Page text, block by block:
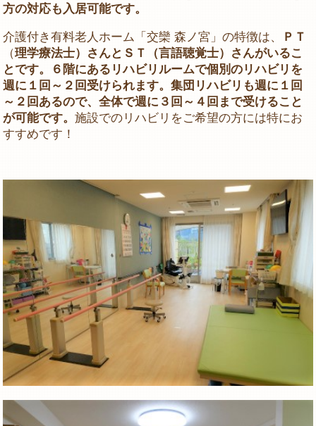
方の対応も入居可能です。
介護付き有料老人ホーム「交欒 森ノ宮」の特徴は、
ＰＴ
（理学療法士）さんとＳＴ（言語聴覚士）さんがいるこ
とです。６階にあるリハビリルームで個別のリハビリを
週に１回～２回受けられます。集団リハビリも週に１回
～２回あるので、全体で週に３回～４回まで受けること
が可能です。施設でのリハビリをご希望の方には特にお
すすめです！